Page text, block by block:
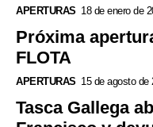
APERTURAS 18 de enero de
Próxima
FLOTA
APERTURAS 15 de agosto de
Tasca Gallega